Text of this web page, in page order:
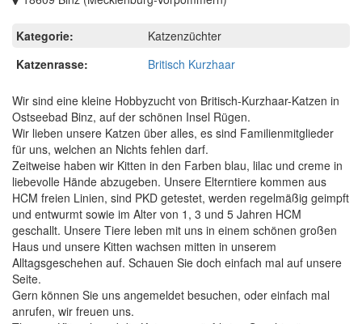
Kategorie:
Katzenzüchter
Katzenrasse:
Britisch Kurzhaar
Wir sind eine kleine Hobbyzucht von Britisch-Kurzhaar-Katzen in
Ostseebad Binz, auf der schönen Insel Rügen.
Wir lieben unsere Katzen über alles, es sind Familienmitglieder
für uns, welchen an Nichts fehlen darf.
Zeitweise haben wir Kitten in den Farben blau, lilac und creme in
liebevolle Hände abzugeben. Unsere Elterntiere kommen aus
HCM freien Linien, sind PKD getestet, werden regelmäßig geimpft
und entwurmt sowie im Alter von 1, 3 und 5 Jahren HCM
geschallt. Unsere Tiere leben mit uns in einem schönen großen
Haus und unsere Kitten wachsen mitten in unserem
Alltagsgeschehen auf. Schauen Sie doch einfach mal auf unsere
Seite.
Gern können Sie uns angemeldet besuchen, oder einfach mal
anrufen, wir freuen uns.